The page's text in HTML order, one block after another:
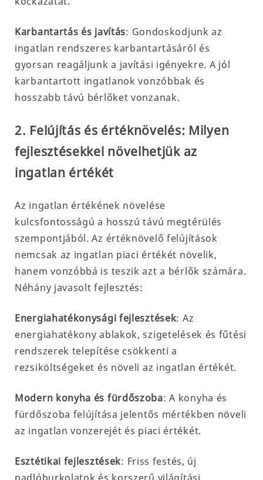
Karbantartás és javítás: Gondoskodjunk az
ingatlan rendszeres karbantartásáról és
gyorsan reagáljunk a javítási igényekre. A jól
karbantartott ingatlanok vonzóbbak és
hosszabb távú bérlőket vonzanak.
2. Felújítás és értéknövelés: Milyen
fejlesztésekkel növelhetjük az
ingatlan értékét
Az ingatlan értékének növelése
kulcsfontosságú a hosszú távú megtérülés
szempontjából. Az értéknövelő felújítások
nemcsak az ingatlan piaci értékét növelik,
hanem vonzóbbá is teszik azt a bérlők számára.
Néhány javasolt fejlesztés:
Energiahatékonysági fejlesztések: Az
energiahatékony ablakok, szigetelések és fűtési
rendszerek telepítése csökkenti a
rezsiköltségeket és növeli az ingatlan értékét.
Modern konyha és fürdőszoba: A konyha és
fürdőszoba felújítása jelentős mértékben növeli
az ingatlan vonzerejét és piaci értékét.
Esztétikai fejlesztések: Friss festés, új